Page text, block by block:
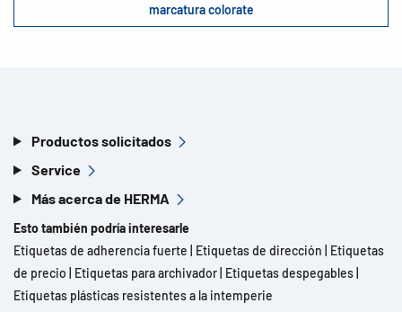
marcatura colorate
Productos solicitados
Service
Más acerca de HERMA
Esto también podría interesarle
Etiquetas de adherencia fuerte
Etiquetas de dirección
Etiquetas
de precio
Etiquetas para archivador Etiquetas despegables
Etiquetas plásticas resistentes a la intemperie